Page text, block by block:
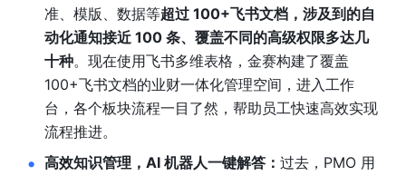
准、模版、数据等超过 100+飞书文档，涉及到的自
动化通知接近 100 条、覆盖不同的高级权限多达几
十种。现在使用飞书多维表格，金赛构建了覆盖
100+飞书文档的业财一体化管理空间，进入工作
台，各个板块流程一目了然，帮助员工快速高效实现
流程推进。
高效知识管理，AI 机器人一键解答： 过去，PMO 用